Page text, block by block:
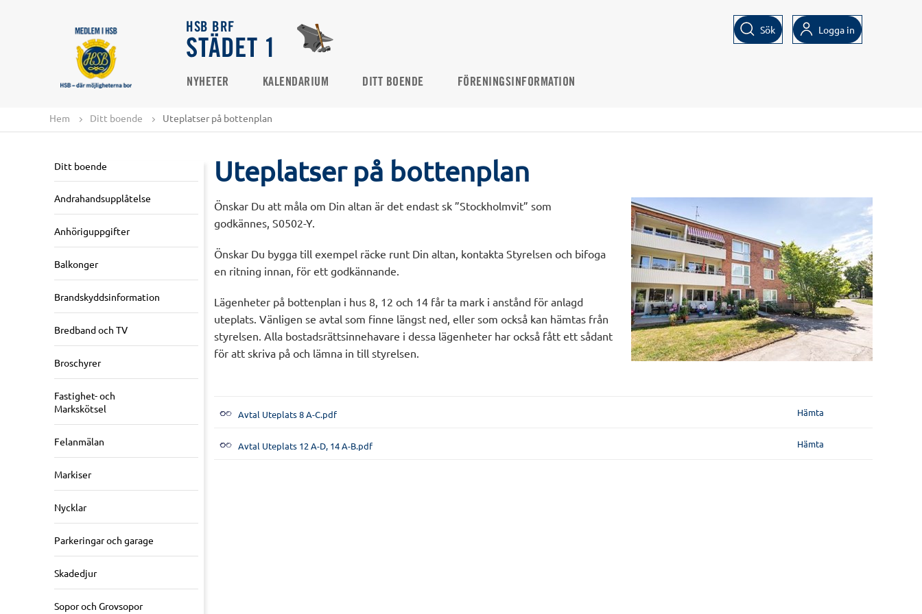
HSB BRF
STÄDET 1
Sök Logga in
NYHETER KALENDARIUM DITT BOENDE FÖRENINGSINFORMATION
Hem Ditt boende Uteplatser på bottenplan
Ditt boende
Andrahandsupplåtelse
Anhöriguppgifter
Balkonger
Brandskyddsinformation
Bredband och TV
Broschyrer
Fastighet- och
Markskötsel
Felanmälan
Markiser
Nycklar
Parkeringar och garage
Skadedjur
Sopor och Grovsopor
Uteplatser på bottenplan
Önskar Du att måla om Din altan är det endast sk ”Stockholmvit” som
godkännes, S0502-Y.
Önskar Du bygga till exempel räcke runt Din altan, kontakta Styrelsen och bifoga
en ritning innan, för ett godkännande.
Lägenheter på bottenplan i hus 8, 12 och 14 får ta mark i anstånd för anlagd
uteplats. Vänligen se avtal som finne längst ned, eller som också kan hämtas från
styrelsen. Alla bostadsrättsinnehavare i dessa lägenheter har också fått ett sådant
för att skriva på och lämna in till styrelsen.
Avtal Uteplats 8 A-C.pdf Hämta
Avtal Uteplats 12 A-D, 14 A-B.pdf Hämta